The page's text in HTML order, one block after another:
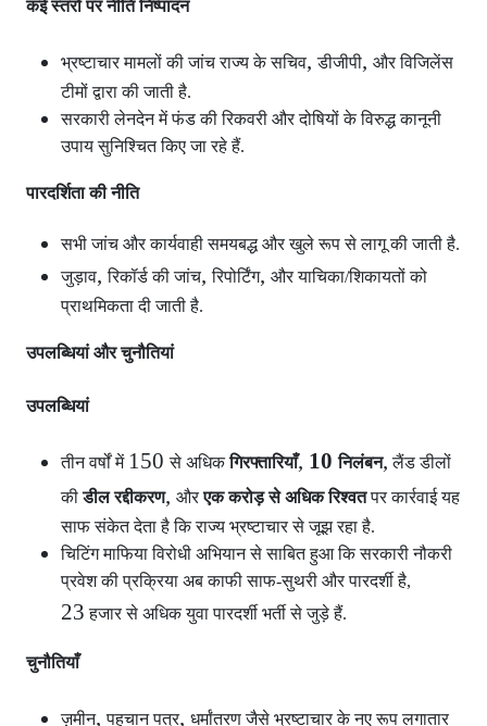
कई स्तरों पर नीति निष्पादन
भ्रष्टाचार मामलों की जांच राज्य के सचिव,डीजीपी, और विजिलेंस
टीमों द्वारा की जाती है.
सरकारी लेनदेन में फंड की रिकवरी और दोषियों के विरुद्ध कानूनी
उपाय सुनिश्चित किए जा रहे हैं.
पारदर्शिता की नीति
सभी जांच और कार्यवाही समयबद्ध और खुले रूप से लागू की जाती है.
जुड़ाव,रिकॉर्ड की जांच,रिपोर्टिंग, और याचिका/शिकायतों को
प्राथमिकता दी जाती है.
उपलब्धियां और चुनौतियां
उपलब्धियां
तीन वर्षों में 150से अधिकगिरफ्तारियाँ, 10निलंबन, लैंड डीलों
की डील रद्दीकरण, और एक करोड़ से अधिक रिश्वत पर कार्रवाई यह
साफ संकेत देता है कि राज्य भ्रष्टाचार से जूझ रहा है.
चिटिंग माफिया विरोधी अभियान से साबित हुआ कि सरकारी नौकरी
प्रवेश की प्रक्रिया अब काफी साफ-सुथरी और पारदर्शी है,
23 हजार से अधिक युवा पारदर्शी भर्ती से जुड़े हैं.
चुनौतियाँ
ज़मीन,पहचान पत्र, धर्मांतरण जैसे भ्रष्टाचार के नए रूप लगातार